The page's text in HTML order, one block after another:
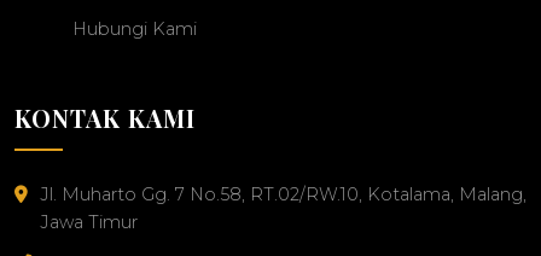
Hubungi Kami
KONTAK KAMI
Jl. Muharto Gg. 7 No.58, RT.02/RW.10, Kotalama, Malang,
Jawa Timur